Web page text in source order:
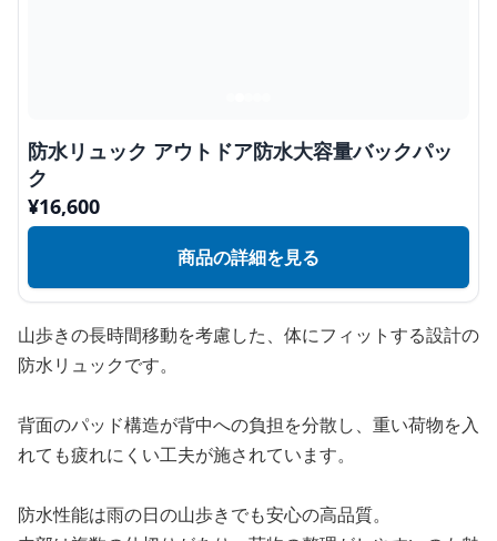
防水リュック アウトドア防水大容量バックパッ
ク
¥16,600
商品の詳細を見る
山歩きの長時間移動を考慮した、体にフィットする設計の
防水リュックです。
背面のパッド構造が背中への負担を分散し、重い荷物を入
れても疲れにくい工夫が施されています。
防水性能は雨の日の山歩きでも安心の高品質。